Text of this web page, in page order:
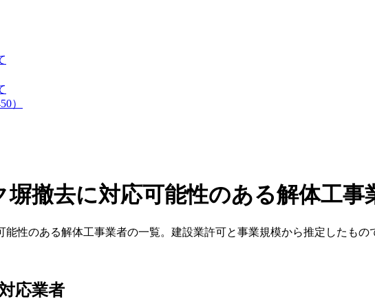
）
撤去に対応可能性のある解体工事
性のある解体工事業者の一覧。建設業許可と事業規模から推定したもの
応業者